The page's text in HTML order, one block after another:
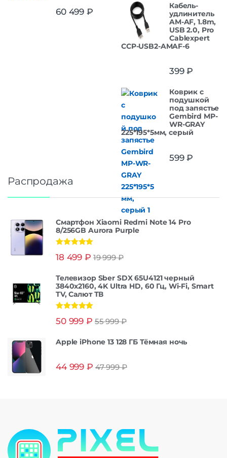
60 499 ₽
Кабель-
удлинитель
AM-AF, 1.8m,
USB 2.0, Pro
Cablexpert
CCP-USB2-AMAF-6
399₽
Коврик с
подушкой
под запястье
Gembird MP-
WR-GRAY
225*195*5мм, серый
599₽
Распродажа
Смартфон Xiaomi Redmi Note 14 Pro
8/256GB Aurora Purple
из 5
18 499 ₽ 19 999₽
Телевизор Sber SDX 65U4121 черный
3840x2160, 4K Ultra HD, 60 Гц, Wi-Fi, Smart
TV, Салют ТВ
из 5
50 999 ₽ 55 999₽
Apple iPhone 13 128 ГБ Тёмная ночь
44 999 ₽ 47 999₽